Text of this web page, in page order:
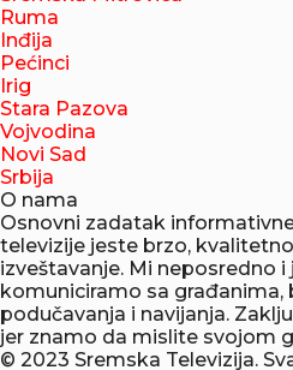
Ruma
Inđija
Pećinci
Irig
Stara Pazova
Vojvodina
Novi Sad
Srbija
O nama
Osnovni zadatak
televizije jeste brzo,
izveštavanje. Mi neposredno
komuniciramo sa građanima,
podučavanja i navijanja.
jer znamo da mislite svojom
© 2023 Sremska Televizija.